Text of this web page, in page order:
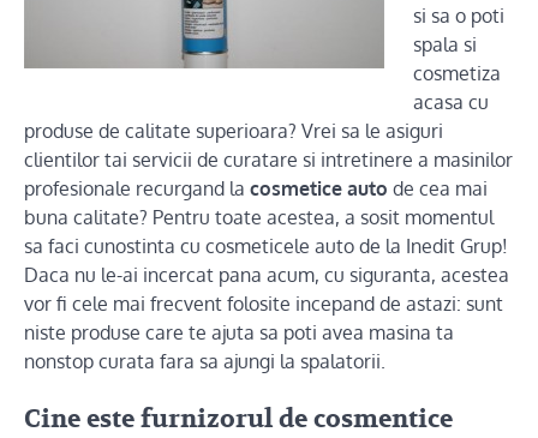
si sa o poti
spala si
cosmetiza
acasa cu
produse de calitate superioara? Vrei sa le asiguri
clientilor tai servicii de curatare si intretinere a masinilor
profesionale recurgand la cosmetice auto de cea mai
buna calitate? Pentru toate acestea, a sosit momentul
sa faci cunostinta cu cosmeticele auto de la Inedit Grup!
Daca nu le-ai incercat pana acum, cu siguranta, acestea
vor fi cele mai frecvent folosite incepand de astazi: sunt
niste produse care te ajuta sa poti avea masina ta
nonstop curata fara sa ajungi la spalatorii.
Cine este furnizorul de cosmentice